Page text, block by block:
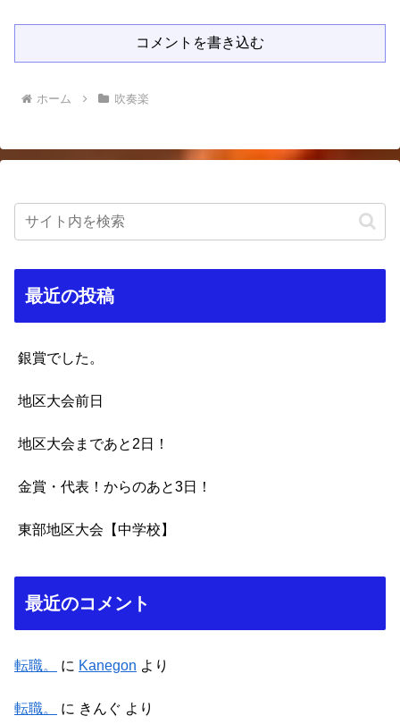
コメントを書き込む
ホーム 吹奏楽
最近の投稿
銀賞でした。
地区大会前日
地区大会まであと2日！
金賞・代表！からのあと3日！
東部地区大会【中学校】
最近のコメント
転職。 に Kanegon より
転職。 に きんぐ より